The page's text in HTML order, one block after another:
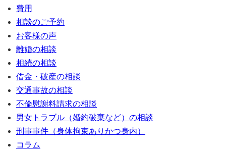
費用
相談のご予約
お客様の声
離婚の相談
相続の相談
借金・破産の相談
交通事故の相談
不倫慰謝料請求の相談
男女トラブル（婚約破棄など）の相談
刑事事件（身体拘束ありかつ身内）
コラム